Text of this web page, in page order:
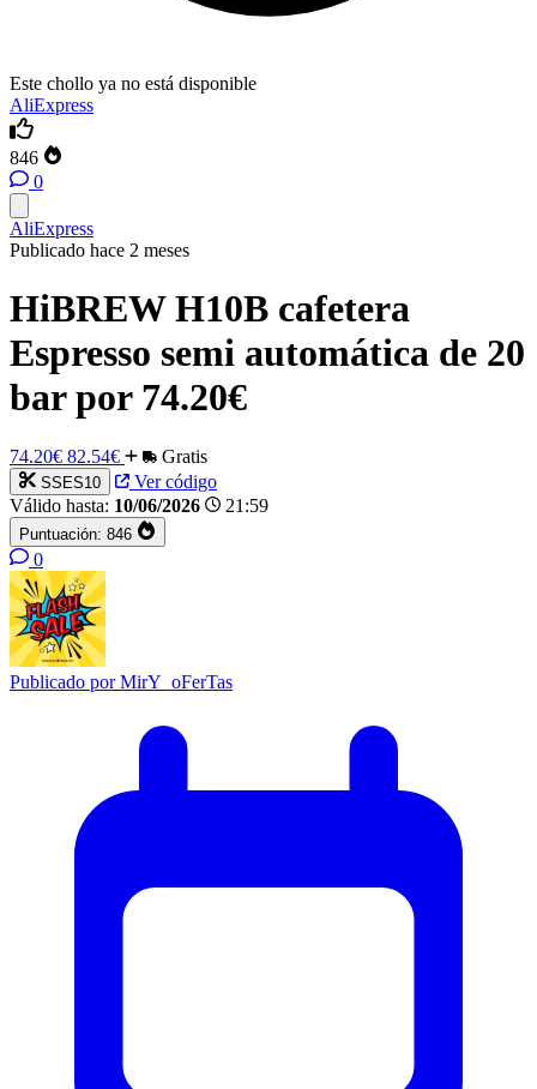
Este chollo ya no está disponible
AliExpress
846
0
AliExpress
Publicado hace 2 meses
HiBREW H10B cafetera
Espresso semi automática de 20
bar por 74.20€
74.20€ 82.54€ Gratis
SSES10
Ver código
Válido hasta: 10/06/2026 21:59
Puntuación: 846
0
Publicado porMirY_oFerTas